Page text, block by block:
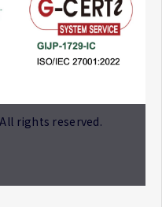
rights reserved.